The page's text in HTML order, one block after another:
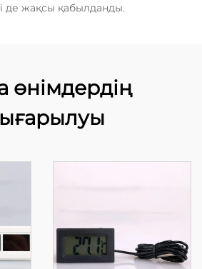
де жақсы қабылданды.
өнімдердің